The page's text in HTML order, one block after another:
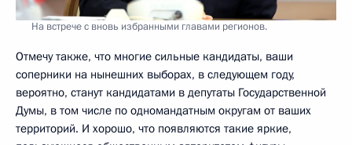
На встрече с вновь избранными главами регионов.
Отмечу также, что многие сильные кандидаты, ваши
соперники на нынешних выборах, в следующем году,
вероятно, станут кандидатами в депутаты Государственной
Думы, в том числе по одномандатным округам от ваших
территорий. И хорошо, что появляются такие яркие,